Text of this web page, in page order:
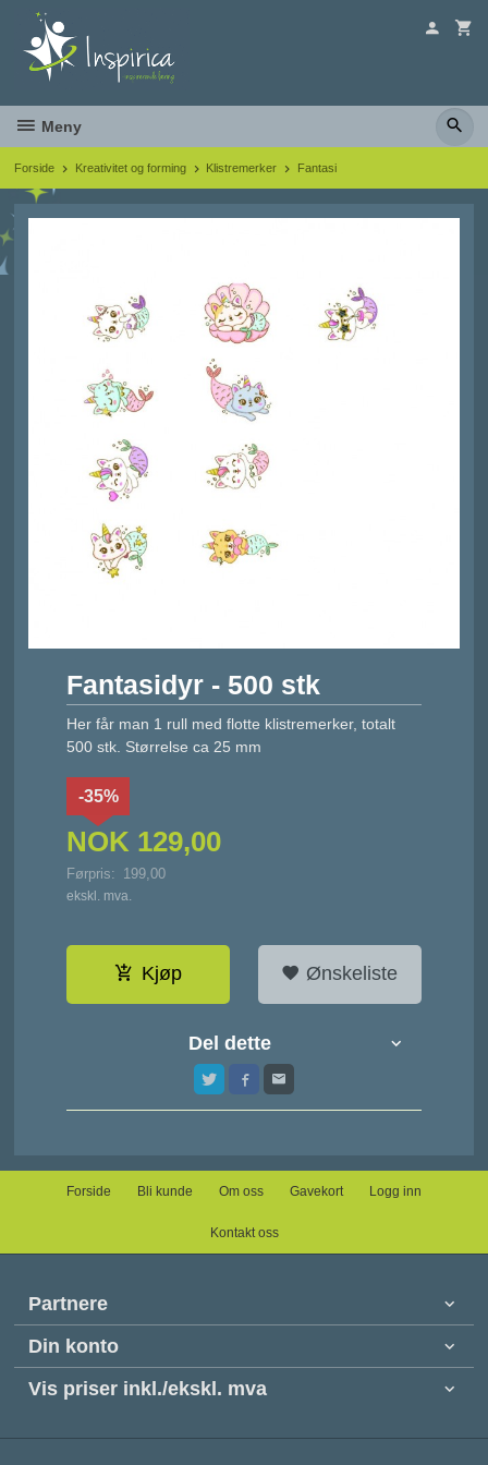
innholdet
Meny
Forside Kreativitet og forming Klistremerker Fantasi
Fantasidyr - 500 stk
Her får man 1 rull med flotte klistremerker, totalt
500 stk. Størrelse ca 25 mm
NOK 129,00
Førpris: 199,00
Rabatt
-35%
ekskl. mva.
Kjøp Ønskeliste
Del dette
Forside Bli kunde Om oss Gavekort Logg inn
Kontakt oss
Partnere
Din konto
Vis priser inkl./ekskl. mva